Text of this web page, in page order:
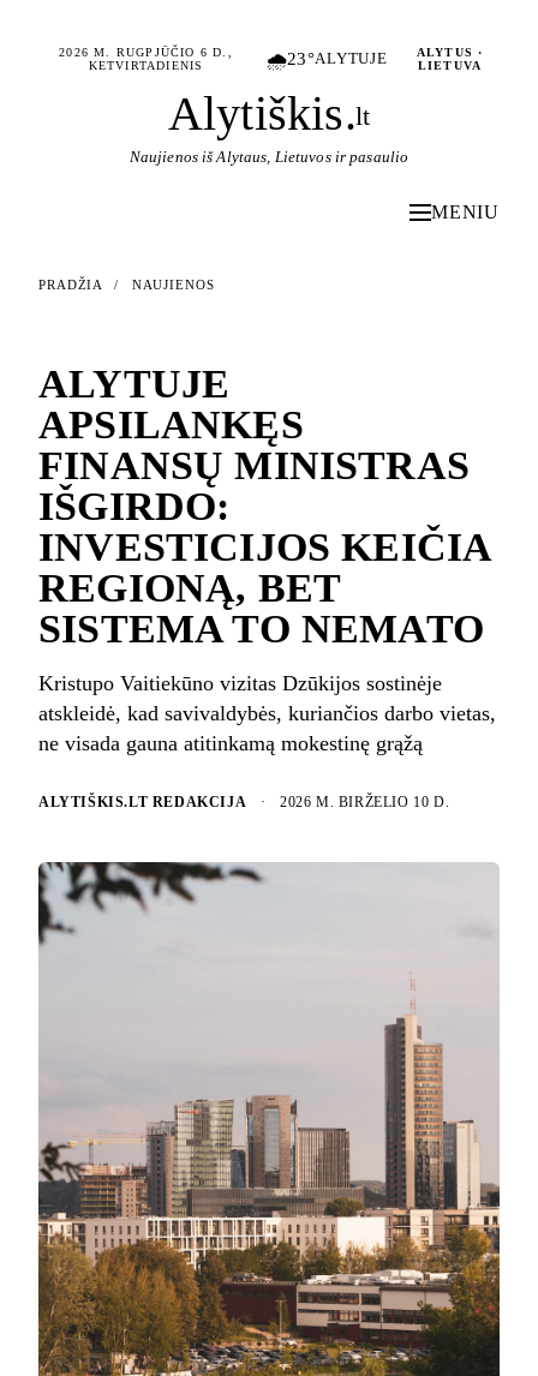
2026 M. RUGPJŪČIO 6 D.,
KETVIRTADIENIS
🌧️23°ALYTUJE
ALYTUS ·
LIETUVA
Alytiškis.lt
Naujienos iš Alytaus, Lietuvos ir pasaulio
MENIU
PRADŽIA / NAUJIENOS
ALYTUJE
APSILANKĘS
FINANSŲ MINISTRAS
IŠGIRDO:
INVESTICIJOS KEIČIA
REGIONĄ, BET
SISTEMA TO NEMATO
Kristupo Vaitiekūno vizitas Dzūkijos sostinėje
atskleidė, kad savivaldybės, kuriančios darbo vietas,
ne visada gauna atitinkamą mokestinę grąžą
ALYTIŠKIS.LT REDAKCIJA · 2026 M. BIRŽELIO 10 D.